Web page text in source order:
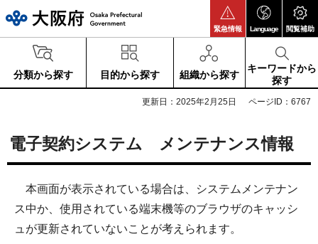
緊急情報 Language 閲覧補助
分類から探す 目的から探す 組織から探す
キーワードから
探す
更新日：2025年2月25日 ページID：6767
電子契約システム メンテナンス情報
本画面が表示されている場合は、システムメンテナン
ス中か、使用されている端末機等のブラウザのキャッシ
ュが更新されていないことが考えられます。